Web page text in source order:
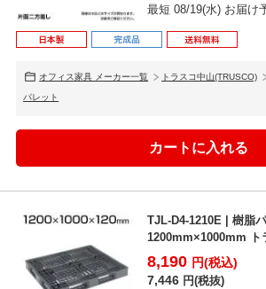
最短 08/19(水) お届け
オフィス家具 メーカー一覧 トラスコ中山(TRUSCO)
パレット
TJL-D4-1210E | 樹脂
1200mm×1000mm ト
8,190 円(税込)
7,446 円(税抜)